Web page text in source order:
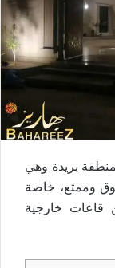
بريدة وهي
وممتع، خاصة
قاعات خارجية